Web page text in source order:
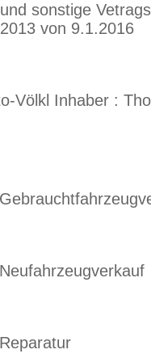
sonstige
von 9.1.2016
Völkl Inhaber :